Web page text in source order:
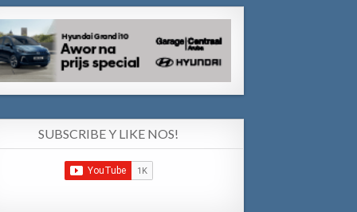
SUBSCRIBE Y LIKE NOS!